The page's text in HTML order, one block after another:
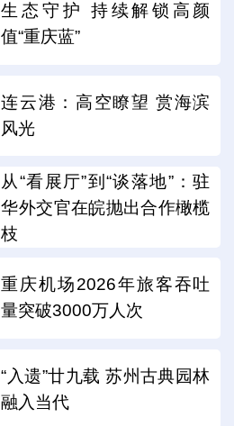
生态守护 持续解锁高颜
值“重庆蓝”
连云港：高空瞭望 赏海滨
风光
从“看展厅”到“谈落地”：驻
华外交官在皖抛出合作橄榄
枝
重庆机场2026年旅客吞吐
量突破3000万人次
“入遗”廿九载 苏州古典园林
融入当代